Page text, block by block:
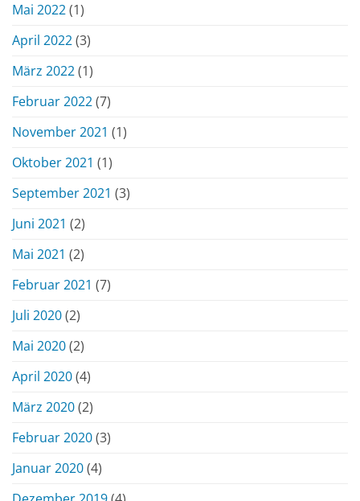
Mai 2022(1)
April 2022(3)
März 2022(1)
Februar 2022(7)
November 2021 (1)
Oktober 2021 (1)
September 2021 (3)
Juni 2021 (2)
Mai 2021 (2)
Februar 2021 (7)
Juli 2020(2)
Mai 2020(2)
April 2020(4)
März 2020(2)
Februar 2020(3)
Januar 2020(4)